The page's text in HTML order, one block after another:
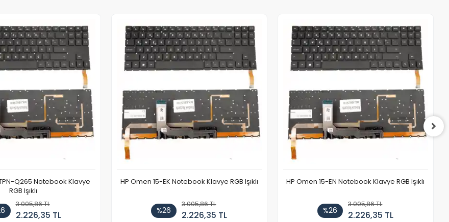
Q265 Notebook Klavye
RGB Işıklı
3.005,86 TL
2.226,35 TL
HP Omen 15-EK Notebook Klavye RGB Işıklı
%26
3.005,86 TL
2.226,35 TL
HP Omen 15-EN Notebook Klavye RGB Işıklı
%26
3.005,86 TL
2.226,35 TL